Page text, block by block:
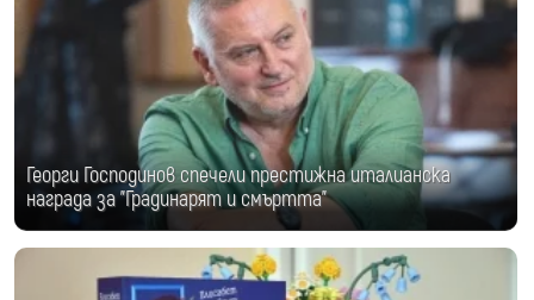
Георги Господинов спечели престижна италианска
награда за "Градинарят и смъртта"